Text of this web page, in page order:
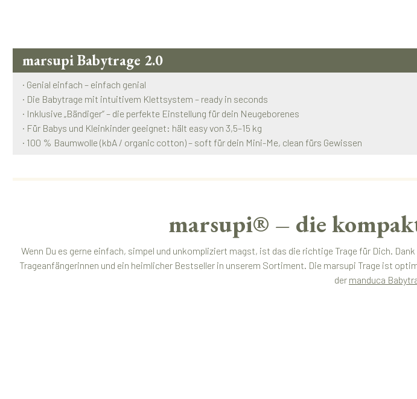
marsupi Babytrage 2.0
· Genial einfach – einfach genial
· Die Babytrage mit intuitivem Klettsystem – ready in seconds
· Inklusive „Bändiger“ – die perfekte Einstellung für dein Neugeborenes
· Für Babys und Kleinkinder geeignet: hält easy von 3,5–15 kg
· 100 % Baumwolle (kbA / organic cotton) – soft für dein Mini-Me, clean fürs Gewissen
marsupi® – die
Wenn Du es gerne einfach, simpel und unkompliziert magst, ist das die richtige Trage für Dich.
Trageanfängerinnen und ein heimlicher Bestseller in unserem Sortiment. Die marsupi Trage ist
der manduca